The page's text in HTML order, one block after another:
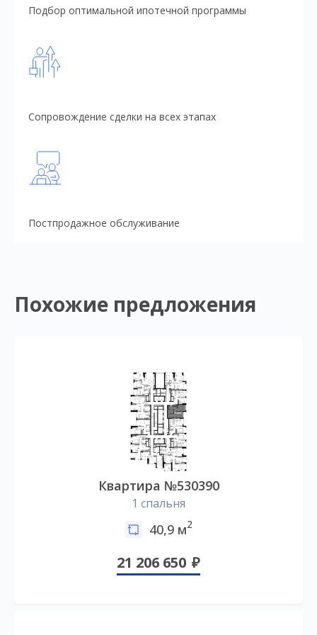
Подбор оптимальной ипотечной программы
Сопровождение сделки на всех этапах
Постпродажное обслуживание
Похожие предложения
Квартира №530390
1 спальня
40,9 м2
21 206 650